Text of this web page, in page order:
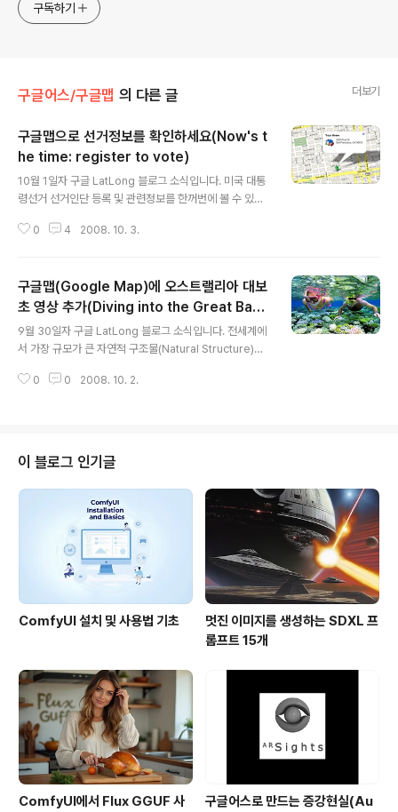
구독하기
구글어스/구글맵 의 다른 글 더보기
구글맵으로 선거정보를 확인하세요(Now's t
he time: register to vote)
10월 1일자 구글 LatLong 블로그 소식입니다. 미국 대통
령선거 선거인단 등록 및 관련정보를 한꺼번에 볼 수 있는
니다. 제가 미국의 선거제도를 잘 몰라서 조금 그렇네요...
냐고 하다가... 나중에 가면 꼭 해야한다고 이야기하고 있습
니다. 아래는 선거정보 지도(Vote Infor Map)에서 제가
아는 곳(1625 Post St, San Francisco, CA 94115)으
로 검색해본 모습입니다. 그냥 위치만 보여주는 정도입니
다. 아직 집계된 결과가 없기 때문인데, 10월 중순쯤 나온
다고 합니다. 좌측을 보니, 우편으로 등..
0 4 2008. 10. 3.
구글맵(Google Map)에 오스트랠리아 대보
초 영상 추가(Diving into the Great Barri
er Reef)
9월 30일자 구글 LatLong 블로그 소식입니다. 전세계에
서 가장 규모가 큰 자연적 구조물(Natural Structure)이
er Reef)에 대한 지도 및 위성영상이 추가되었다는 내용
이라고도 합니다. 대보초를 혹시 모르신다면... 맨큐님의 호
주 케언즈 여행기를 한번 읽어보시기 바랍니다. 산호초에
서 스노클링과 다이빙을 하면서 멋진 사진을 많이 찍어두
셨네요. 아래는 네이버에서 검색해서 멋진 사진 2장만 골
라본 겁니다. (출처 : 여기) 아래는 여기를 눌렀을 때 나타나
0 0 2008. 10. 2.
이 블로그 인기글
ComfyUI 설치 및 사용법 기초
멋진 이미지를 생성하는 SDXL 프
롬프트 15개
ComfyUI에서 Flux GGUF 사
구글어스로 만드는 증강현실(Au